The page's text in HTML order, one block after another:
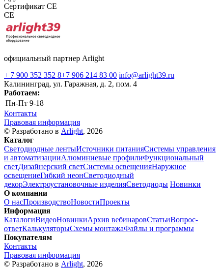
Сертификат CE
CE
официальный партнер Arlight
+ 7 900 352 352 8+7 906 214 83 00 info@arlight39.ru
Калининград, ул. Гаражная, д. 2, пом. 4
Работаем:
Пн-Пт 9-18
Контакты
Правовая информация
© Разработано в Arlight, 2026
Каталог
Светодиодные лентыИсточники питанияСистемы управления
и автоматизацииАлюминиевые профилиФункциональный
светДизайнерский светСистемы освещенияНаружное
освещениеГибкий неонСветодиодный
декорЭлектроустановочные изделияСветодиоды Новинки
О компании
О насПроизводствоНовостиПроекты
Информация
КаталогиВидеоНовинкиАрхив вебинаровСтатьиВопрос-
ответКалькуляторыСхемы монтажаФайлы и программы
Покупателям
Контакты
Правовая информация
© Разработано в Arlight, 2026